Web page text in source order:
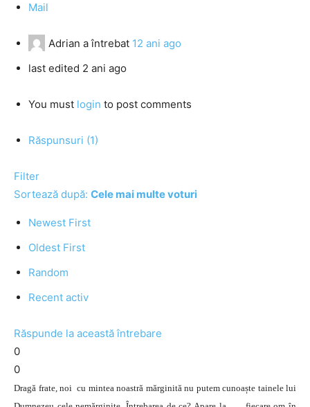
Mail
Adrian a întrebat 12 ani ago
last edited 2 ani ago
You must login to post comments
Răspunsuri (1)
Filter
Sortează după: Cele mai multe voturi
Newest First
Oldest First
Random
Recent activ
Răspunde la această întrebare
0
0
Dragă frate, noi cu mintea noastră mărginită nu putem cunoaște tainele lui